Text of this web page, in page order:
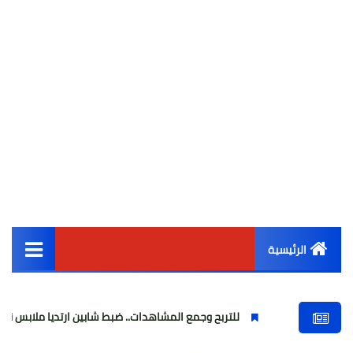
الرئيسية
أخبار مصر
للتربح وجمع المشاهدات.. ضبط شابين ارتديا ملابس نسائية وبثا